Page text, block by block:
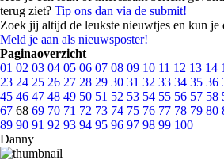
terug ziet? Tip ons dan via de submit!
Zoek jij altijd de leukste nieuwtjes en kun je
Meld je aan als nieuwsposter!
Paginaoverzicht
01 02 03 04 05 06 07 08 09 10 11 12 13 14
23 24 25 26 27 28 29 30 31 32 33 34 35 36
45 46 47 48 49 50 51 52 53 54 55 56 57 58
67 68 69 70 71 72 73 74 75 76 77 78 79 80
89 90 91 92 93 94 95 96 97 98 99 100
Danny